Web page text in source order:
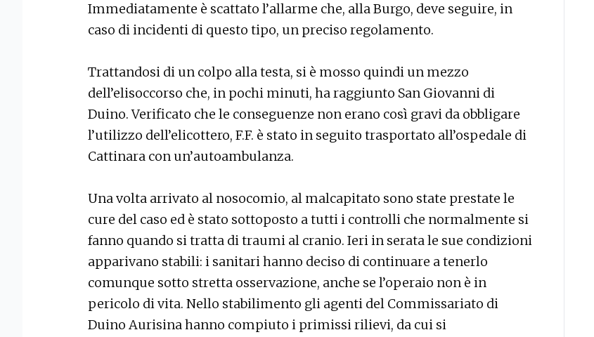
Immediatamente è scattato l’allarme che, alla Burgo, deve seguire, in
caso di incidenti di questo tipo, un preciso regolamento.
Trattandosi di un colpo alla testa, si è mosso quindi un mezzo
dell’elisoccorso che, in pochi minuti, ha raggiunto San Giovanni di
Duino. Verificato che le conseguenze non erano così gravi da obbligare
l’utilizzo dell’elicottero, F.F. è stato in seguito trasportato all’ospedale di
Cattinara con un’autoambulanza.
Una volta arrivato al nosocomio, al malcapitato sono state prestate le
cure del caso ed è stato sottoposto a tutti i controlli che normalmente si
fanno quando si tratta di traumi al cranio. Ieri in serata le sue condizioni
apparivano stabili: i sanitari hanno deciso di continuare a tenerlo
comunque sotto stretta osservazione, anche se l’operaio non è in
pericolo di vita. Nello stabilimento gli agenti del Commissariato di
Duino Aurisina hanno compiuto i primissi rilievi, da cui si